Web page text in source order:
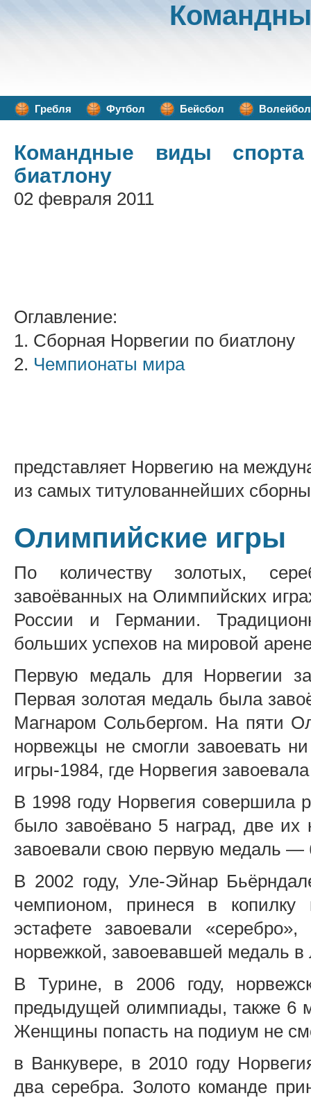
Гребля Футбол Бейсбол Волейбол
Командные виды спорта
биатлону
02 февраля 2011
Оглавление:
1. Сборная Норвегии по биатлону
2. Чемпионаты мира
представляет Норвегию на
из самых титулованнейших
Олимпийские игры
По количеству золотых,
завоёванных на Олимпийских
России и Германии.
больших успехов на мировой
Первую медаль для Норвегии
Первая золотая медаль была
Магнаром Сольбергом. На пяти
норвежцы не смогли завоевать
игры-1984, где Норвегия
В 1998 году Норвегия совершила
было завоёвано 5 наград, две
завоевали свою первую медаль —
В 2002 году, Уле-Эйнар
чемпионом, принеся в
эстафете завоевали
норвежкой, завоевавшей медаль
В Турине, в 2006 году,
предыдущей олимпиады, также 6
Женщины попасть на подиум не
в Ванкувере, в 2010 году
два серебра. Золото команде